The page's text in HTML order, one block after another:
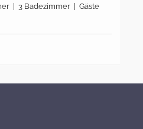
| 3 Badezimmer | Gäste